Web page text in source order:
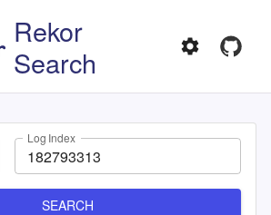
Rekor
Search
Log Index
SEARCH